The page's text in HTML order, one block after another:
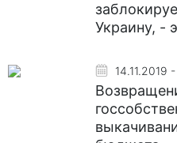
Украину, -
14.11.2019